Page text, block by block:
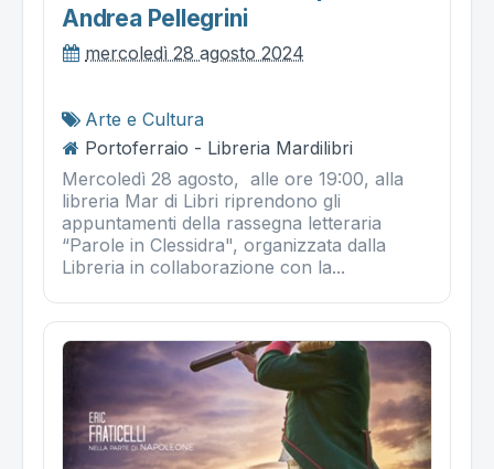
Andrea Pellegrini
mercoledì 28 agosto 2024
Arte e Cultura
Portoferraio - Libreria Mardilibri
Mercoledì 28 agosto, alle ore 19:00, alla
libreria Mar di Libri riprendono gli
appuntamenti della rassegna letteraria
“Parole in Clessidra", organizzata dalla
Libreria in collaborazione con la...